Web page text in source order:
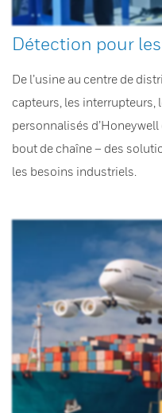
Détection pour
De l’usine au centre de
capteurs, les interrupteurs,
personnalisés
bout de chaîne – des
les besoins industriels.